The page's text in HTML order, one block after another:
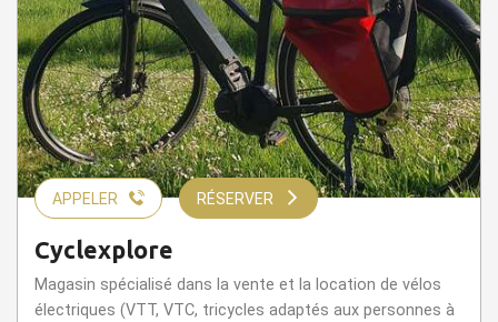
APPELER RÉSERVER
Cyclexplore
Magasin spécialisé dans la vente et la location de vélos
électriques (VTT, VTC, tricycles adaptés aux personnes à